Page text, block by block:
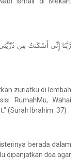
رَّبَّنَا إِنِّي أَسْكَنتُ مِن ذُرِّيَّتِي
zuriatku di lembah
RumahMu, Wahai
(Surah Ibrahim: 37)
berada dalam
dipanjatkan doa agar